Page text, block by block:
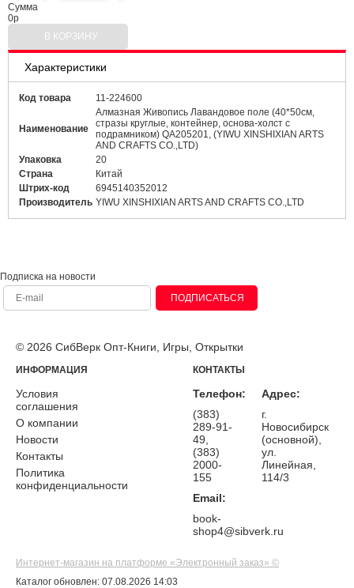
Сумма
0р
В КОРЗИНУ
Характеристики
Код товара 11-224600
Наименование
Алмазная Живопись Лавандовое поле (40*50см,
стразы круглые, контейнер, основа-холст с
подрамником) QA205201, (YIWU XINSHIXIAN ARTS
AND CRAFTS CO.,LTD)
Упаковка
20
Страна
Китай
Штрих-код
6945140352012
Производитель YIWU XINSHIXIAN ARTS AND CRAFTS CO.,LTD
Подписка на новости
ПОДПИСАТЬСЯ
© 2026 СибВерк Опт-Книги, Игры, Открытки
ИНФОРМАЦИЯ
Условия
соглашения
О компании
Новости
Контакты
Политика
конфиденциальности
КОНТАКТЫ
Телефон:
(383)
289-91-
49,
(383)
2000-
155
Email:
book-
shop4@sibverk.ru
Адрес:
г.
Новосибирск
(основной),
ул.
Линейная,
114/3
Интернет-магазин на платформе «Электронный заказ» ©
Каталог обновлен: 07.08.2026 14:03